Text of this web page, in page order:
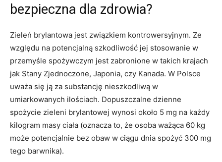
bezpieczna dla zdrowia?
Zieleń brylantowa jest związkiem kontrowersyjnym. Ze
względu na potencjalną szkodliwość jej stosowanie w
przemyśle spożywczym jest zabronione w takich krajach
jak Stany Zjednoczone, Japonia, czy Kanada. W Polsce
uważa się ją za substancję nieszkodliwą w
umiarkowanych ilościach. Dopuszczalne dzienne
spożycie zieleni brylantowej wynosi około 5 mg na każdy
kilogram masy ciała (oznacza to, że osoba ważąca 60 kg
może potencjalnie bez obaw w ciągu dnia spożyć 300 mg
tego barwnika).